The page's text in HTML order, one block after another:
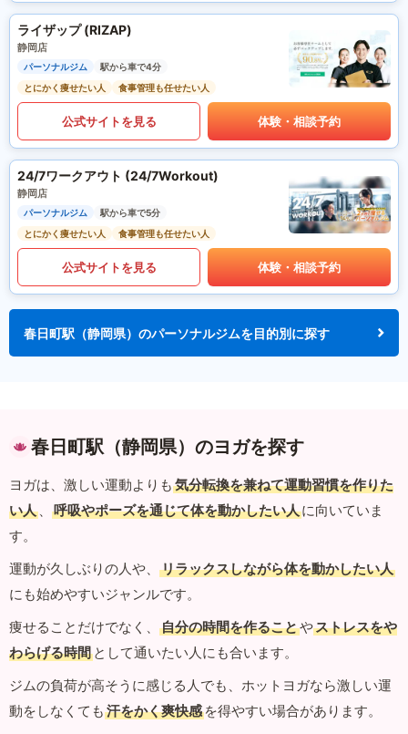
ライザップ (RIZAP)
静岡店
パーソナルジム
駅から車で4分
とにかく痩せたい人
食事管理も任せたい人
公式サイトを見る 体験・相談予約
24/7ワークアウト (24/7Workout)
静岡店
パーソナルジム
駅から車で5分
とにかく痩せたい人
食事管理も任せたい人
公式サイトを見る 体験・相談予約
春日町駅（静岡県）のパーソナルジムを目的別に探す
春日町駅（静岡県）のヨガを探す
ヨガは、激しい運動よりも 気分転換を兼ねて運動習慣を作りた
い人 、 呼吸やポーズを通じて体を動かしたい人に向いていま
す。
運動が久しぶりの人や、
リラックスしながら体を動かしたい人
にも始めやすいジャンルです。
痩せることだけでなく、
自分の時間を作ることやストレスをや
わらげる時間 として通いたい人にも合います。
ジムの負荷が高そうに感じる人でも、ホットヨガなら激しい運
動をしなくても 汗をかく爽快感 を得やすい場合があります。